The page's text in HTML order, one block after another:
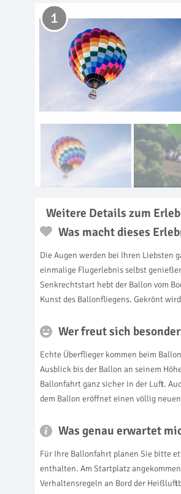
1
Weitere Details zum
Was macht dieses
Die Augen werden bei Ihren Liebsten
einmalige Flugerlebnis selbst
Senkrechtstart hebt der Ballon vom
Kunst des Ballonfliegens. Gekrönt
Wer freut sich
Echte Überflieger kommen beim
Ausblick bis der Ballon an seinem
Ballonfahrt ganz sicher in der Luft.
dem Ballon eröffnet einen völlig
Was genau erwartet
Für Ihre Ballonfahrt planen Sie bitte
enthalten. Am Startplatz
Verhaltensregeln an Bord der